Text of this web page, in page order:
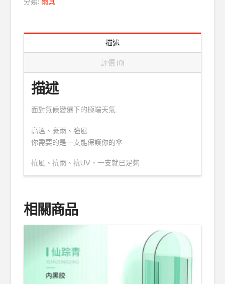
抗
描述
評價 (0)
描述
面對氣候變遷下的極端天氣
高溫、豪雨、強風
你需要的是一支能保護你的傘
抗風、抗雨、抗UV，一支就已足夠
相關商品